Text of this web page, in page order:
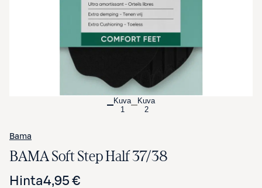
Kuva
1
Kuva
2
Bama
BAMA Soft Step Half 37/38
Hinta4,95 €